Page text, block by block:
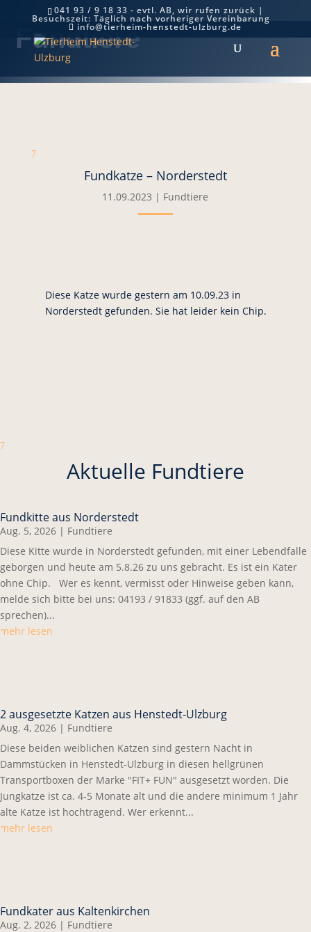
041 93 / 9 18 33 - evtl. AB, wir rufen zurück |
Besuchszeit: Täglich nach vorheriger Vereinbarung
info@tierheim-henstedt-ulzburg.de
Fundtiere
7
Fundkatze – Norderstedt
11.09.2023 | Fundtiere
Diese Katze wurde gestern am 10.09.23 in
Norderstedt gefunden. Sie hat leider kein Chip.
7
Aktuelle Fundtiere
Fundkitte aus Norderstedt
Aug. 5, 2026 | Fundtiere
Diese Kitte wurde in Norderstedt gefunden, mit einer Lebendfalle
geborgen und heute am 5.8.26 zu uns gebracht. Es ist ein Kater
ohne Chip. Wer es kennt, vermisst oder Hinweise geben kann,
melde sich bitte bei uns: 04193 / 91833 (ggf. auf den AB
sprechen)...
mehr lesen
2 ausgesetzte Katzen aus Henstedt-Ulzburg
Aug. 4, 2026 | Fundtiere
Diese beiden weiblichen Katzen sind gestern Nacht in
Dammstücken in Henstedt-Ulzburg in diesen hellgrünen
Transportboxen der Marke "FIT+ FUN" ausgesetzt worden. Die
Jungkatze ist ca. 4-5 Monate alt und die andere minimum 1 Jahr
alte Katze ist hochtragend. Wer erkennt...
mehr lesen
Fundkater aus Kaltenkirchen
Aug. 2, 2026 | Fundtiere